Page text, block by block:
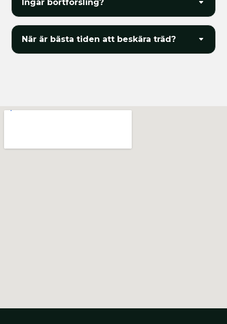
Ingår bortforsling?
När är bästa tiden att beskära träd?